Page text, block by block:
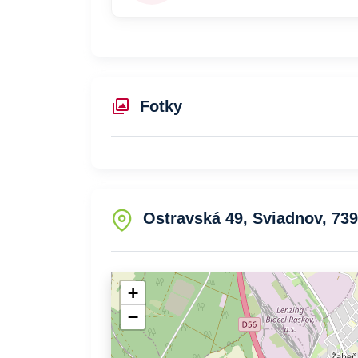
Fotky
Ostravská 49, Sviadnov,
+
−